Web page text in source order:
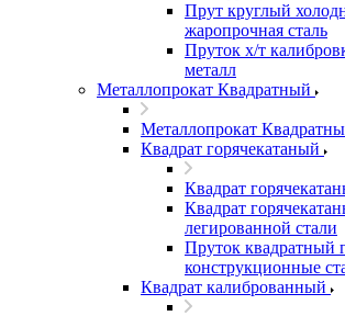
Прут круглый
жаропрочная сталь
Пруток х/т
металл
Металлопрокат Квадратный
Металлопрокат
Квадрат горячекатаный
Квадрат
Квадрат
легированной стали
Пруток квадратный
конструкционные
Квадрат калиброванный